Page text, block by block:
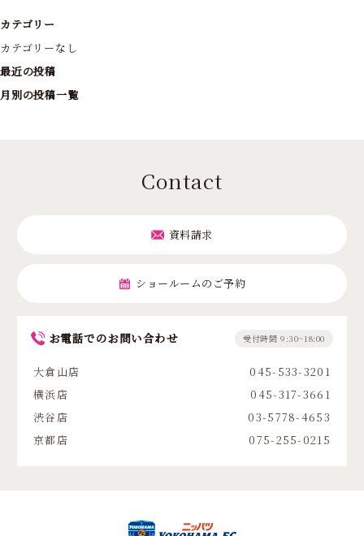
カテゴリー
カテゴリーなし
最近の投稿
月別の投稿一覧
Contact
資料請求
ショールームのご予約
お電話でのお問い合わせ 受付時間 9:30~18:00
大倉山店
045-533-3201
横浜店
045-317-3661
渋谷店
03-5778-4653
京都店
075-255-0215